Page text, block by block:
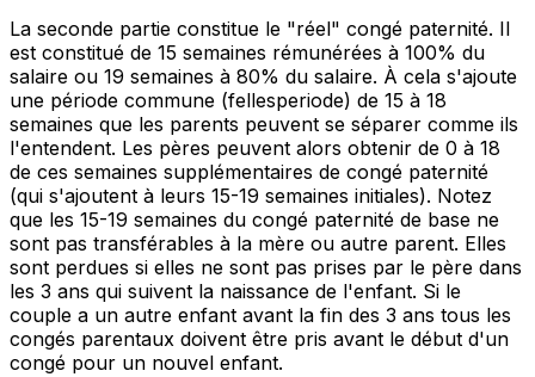
La seconde partie constitue le "réel" congé paternité. Il
est constitué de 15 semaines rémunérées à 100% du
salaire ou 19 semaines à 80% du salaire. À cela s'ajoute
une période commune (fellesperiode) de 15 à 18
semaines que les parents peuvent se séparer comme ils
l'entendent. Les pères peuvent alors obtenir de 0 à 18
de ces semaines supplémentaires de congé paternité
(qui s'ajoutent à leurs 15-19 semaines initiales). Notez
que les 15-19 semaines du congé paternité de base ne
sont pas transférables à la mère ou autre parent. Elles
sont perdues si elles ne sont pas prises par le père dans
les 3 ans qui suivent la naissance de l'enfant. Si le
couple a un autre enfant avant la fin des 3 ans tous les
congés parentaux doivent être pris avant le début d'un
congé pour un nouvel enfant.